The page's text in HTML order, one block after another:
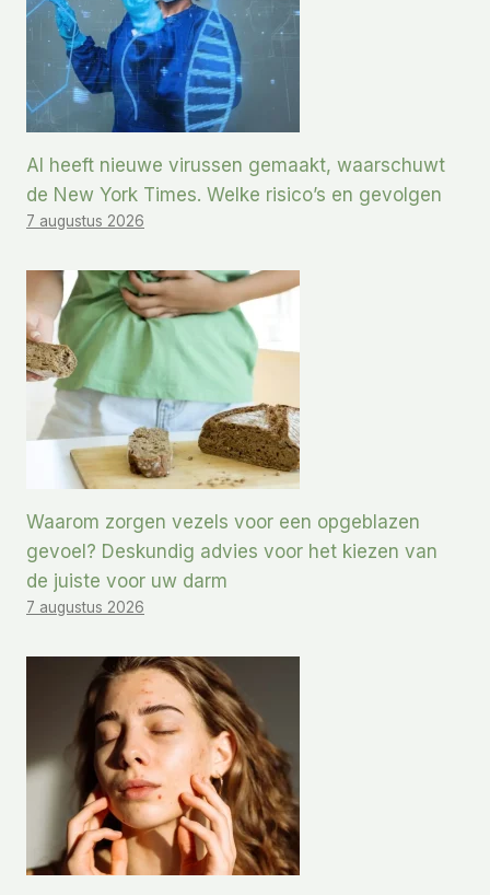
AI heeft nieuwe virussen gemaakt, waarschuwt
de New York Times. Welke risico’s en gevolgen
7 augustus 2026
Waarom zorgen vezels voor een opgeblazen
gevoel? Deskundig advies voor het kiezen van
de juiste voor uw darm
7 augustus 2026